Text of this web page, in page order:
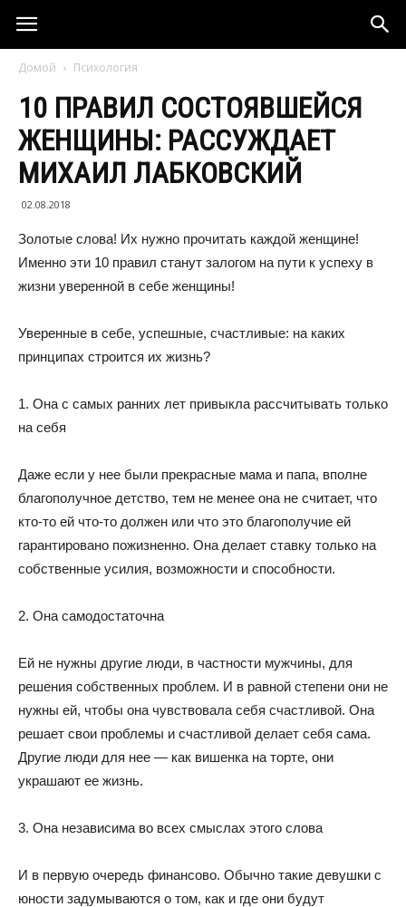
Домой Психология
10 ПРАВИЛ СОСТОЯВШЕЙСЯ
ЖЕНЩИНЫ: РАССУЖДАЕТ
МИХАИЛ ЛАБКОВСКИЙ
02.08.2018
Золотые слова! Их нужно прочитать каждой женщине!
Именно эти 10 правил станут залогом на пути к успеху в
жизни уверенной в себе женщины!
Уверенные в себе, успешные, счастливые: на каких
принципах строится их жизнь?
1. Она с самых ранних лет привыкла рассчитывать только
на себя
Даже если у нее были прекрасные мама и папа, вполне
благополучное детство, тем не менее она не считает, что
кто-то ей что-то должен или что это благополучие ей
гарантировано пожизненно. Она делает ставку только на
собственные усилия, возможности и способности.
2. Она самодостаточна
Ей не нужны другие люди, в частности мужчины, для
решения собственных проблем. И в равной степени они не
нужны ей, чтобы она чувствовала себя счастливой. Она
решает свои проблемы и счастливой делает себя сама.
Другие люди для нее — как вишенка на торте, они
украшают ее жизнь.
3. Она независима во всех смыслах этого слова
И в первую очередь финансово. Обычно такие девушки с
юности задумываются о том, как и где они будут